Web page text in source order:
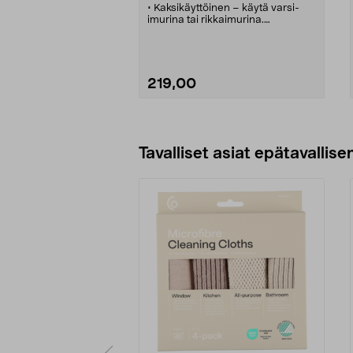
• Kaksikäyttöinen – käytä varsi-
imurina tai rikkaimurina.
HighPower -suulake.
• Pitkä käyttöaika, jopa 44
219,00
Tavalliset asiat